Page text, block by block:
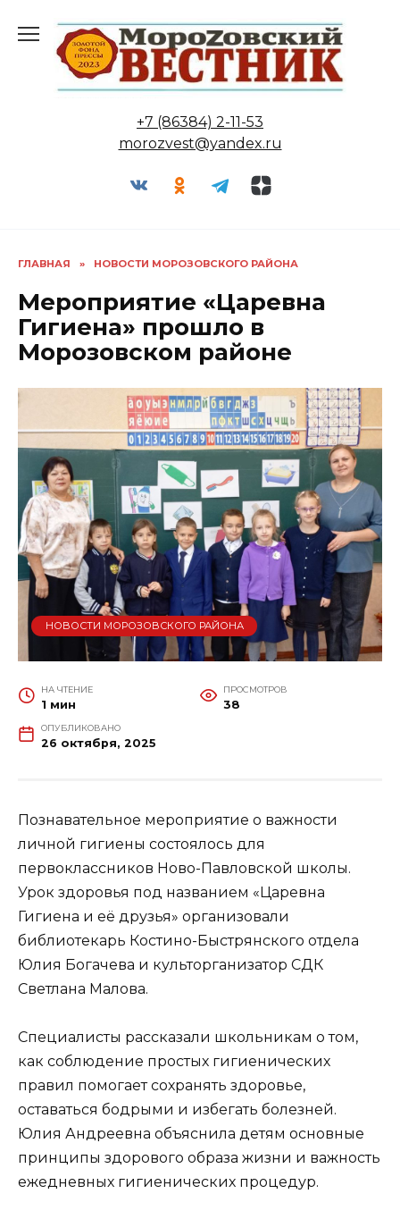
содержанию
+7 (86384) 2-11-53
morozvest@yandex.ru
ГЛАВНАЯ » НОВОСТИ МОРОЗОВСКОГО РАЙОНА
Мероприятие «Царевна
Гигиена» прошло в
Морозовском районе
НОВОСТИ МОРОЗОВСКОГО РАЙОНА
НА ЧТЕНИЕ
1 мин
ПРОСМОТРОВ
38
ОПУБЛИКОВАНО
26 октября, 2025
Познавательное мероприятие о важности
личной гигиены состоялось для
первоклассников Ново-Павловской школы.
Урок здоровья под названием «Царевна
Гигиена и её друзья» организовали
библиотекарь Костино-Быстрянского отдела
Юлия Богачева и культорганизатор СДК
Светлана Малова.
Специалисты рассказали школьникам о том,
как соблюдение простых гигиенических
правил помогает сохранять здоровье,
оставаться бодрыми и избегать болезней.
Юлия Андреевна объяснила детям основные
принципы здорового образа жизни и важность
ежедневных гигиенических процедур.